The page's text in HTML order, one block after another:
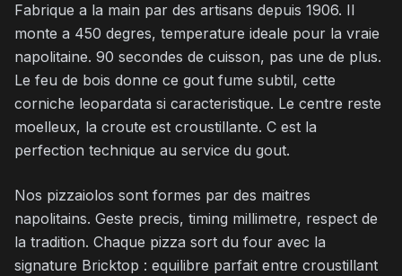
Fabrique a la main par des artisans depuis 1906. Il
monte a 450 degres, temperature ideale pour la vraie
napolitaine. 90 secondes de cuisson, pas une de plus.
Le feu de bois donne ce gout fume subtil, cette
corniche leopardata si caracteristique. Le centre reste
moelleux, la croute est croustillante. C est la
perfection technique au service du gout.
Nos pizzaiolos sont formes par des maitres
napolitains. Geste precis, timing millimetre, respect de
la tradition. Chaque pizza sort du four avec la
signature Bricktop : equilibre parfait entre croustillant